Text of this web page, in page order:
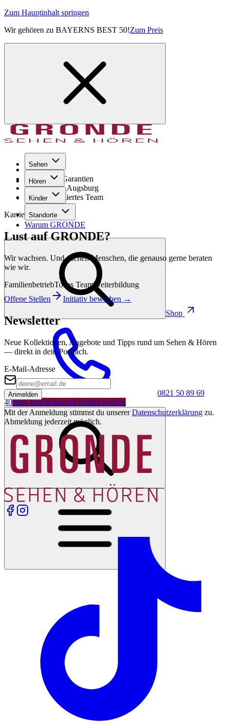
Zum Hauptinhalt springen
Wir gehören zu BAYERNS BEST 50!Zum Preis
Sehen
Hören
Kinder
Standorte
Warum GRONDE
Shop
0821 50 89 69
40Jetzt Termin buchenTermin buchen
Seit 1971
GRONDE Garantien
8× im Raum Augsburg
Hochqualifiziertes Team
Karriere
Lust auf GRONDE?
Wir wachsen. Und suchen Menschen, die genauso gerne beraten
wie wir.
FamilienbetriebTolles TeamWeiterbildung
Offene Stellen
Initiativ bewerben →
Newsletter
Neue Kollektionen, Angebote und Tipps rund um Sehen & Hören
— direkt in dein Postfach.
E-Mail-Adresse
Anmelden
Mit der Anmeldung stimmst du unserer Datenschutzerklärung zu.
Abmeldung jederzeit möglich.